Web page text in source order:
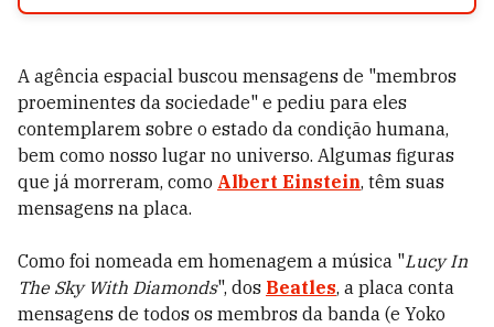
A agência espacial buscou mensagens de "membros
proeminentes da sociedade" e pediu para eles
contemplarem sobre o estado da condição humana,
bem como nosso lugar no universo. Algumas figuras
que já morreram, como Albert Einstein, têm suas
mensagens na placa.
Como foi nomeada em homenagem a música "Lucy In
The Sky With Diamonds", dos Beatles, a placa conta
mensagens de todos os membros da banda (e Yoko